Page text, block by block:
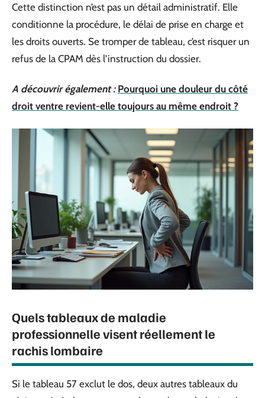
Cette distinction n’est pas un détail administratif. Elle
conditionne la procédure, le délai de prise en charge et
les droits ouverts. Se tromper de tableau, c’est risquer un
refus de la CPAM dès l’instruction du dossier.
A découvrir également : Pourquoi une douleur du côté
droit ventre revient-elle toujours au même endroit ?
Quels tableaux de maladie
professionnelle visent réellement le
rachis lombaire
Si le tableau 57 exclut le dos, deux autres tableaux du